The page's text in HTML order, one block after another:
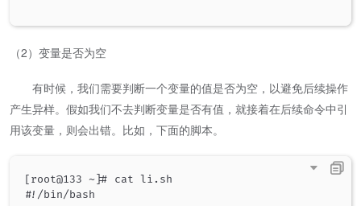
（2）变量是否为空
有时候，我们需要判断一个变量的值是否为空，以避免后续操作
产生异样。假如我们不去判断变量是否有值，就接着在后续命令中引
用该变量，则会出错。比如，下面的脚本。
[root@133 ~]# cat li.sh
#!/bin/bash